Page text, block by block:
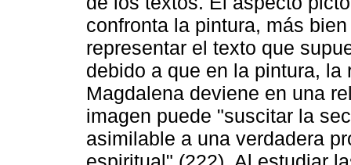
confronta la pintura, más
representar el texto que
debido a que en la pintura,
Magdalena deviene en una
imagen puede "suscitar la
asimilable a una verdadera